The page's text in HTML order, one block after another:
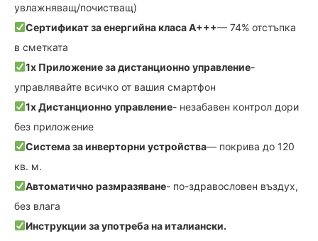
увлажняващ/почистващ)
Сертификат за енергийна класа A+++— 74% отстъпка
в сметката
1x Приложение за дистанционно управление-
управлявайте всичко от вашия смартфон
1x Дистанционно управление- незабавен контрол дори
без приложение
Система за инверторни устройства— покрива до 120
кв. м.
Автоматично размразяване- по-здравословен въздух,
без влага
Инструкции за употреба на италиански.